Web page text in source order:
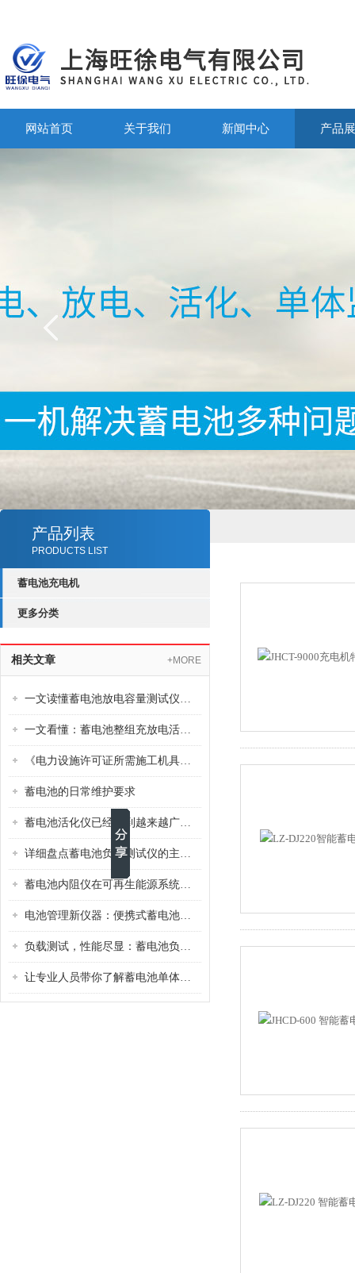
网站首页 关于我们 新闻中心 产品
产品列表
PRODUCTS LIST
蓄电池充电机
更多分类
相关文章 +MORE
一文读懂蓄电池放电容量测试仪的功能特点
一文看懂：蓄电池整组充放电活化仪的操作流程与参数设置
《电力设施许可证所需施工机具设备条件》（2017版）的通知
蓄电池的日常维护要求
蓄电池活化仪已经得到越来越广泛的应用
详细盘点蓄电池负载测试仪的主要特点
蓄电池内阻仪在可再生能源系统中的应用
电池管理新仪器：便携式蓄电池检测仪，全面保障电池系统稳定运行
负载测试，性能尽显：蓄电池负载测试仪如何为电池性能把脉
让专业人员带你了解蓄电池单体活化仪的功能